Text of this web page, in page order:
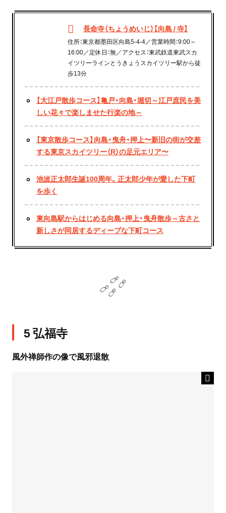
長命寺（ちょうめいじ）【向島 / 寺】
住所：東京都墨田区向島5-4-4／営業時間：9:00～
16:00／定休日：無／アクセス：東武鉄道東武スカ
イツリーラインとうきょうスカイツリー駅から徒
歩13分
【大江戸散歩コース】亀戸・向島・堀切～江戸庶民を美
しい花々で楽しませた行楽の地～
【東京散歩コース】向島・曳舟・押上〜新旧の街が交差
する東京スカイツリー（R）の足元エリア〜
池波正太郎生誕100周年。正太郎少年が愛した下町
を歩く
東向島駅からはじめる向島・押上・曳舟散歩～古さと
新しさが同居するディープな下町コース
5 弘福寺
風外禅師作の像で風邪退散